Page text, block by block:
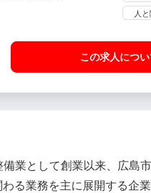
人
この求人につ
業として創業以来、広島
る業務を主に展開する企